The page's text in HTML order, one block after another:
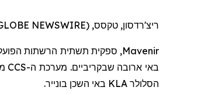
ריצ'רדסון, טקסס, Sept. 03, 2025 (GLOBE NEWSWIRE) --
Mavenir, ספקית תשתית הרשתות
באי ארובה שבקריביים. מערכת ה-CCS
הסלולר KLA באי השכן בונייר.